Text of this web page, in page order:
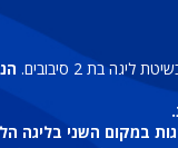
מבחן מול המדורגות